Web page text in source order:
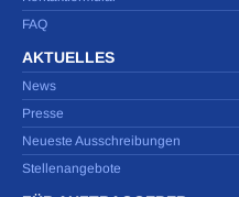
FAQ
AKTUELLES
News
Presse
Neueste Ausschreibungen
Stellenangebote